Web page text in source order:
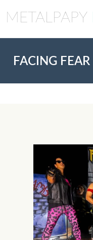
METALPAPY
FACING FEAR